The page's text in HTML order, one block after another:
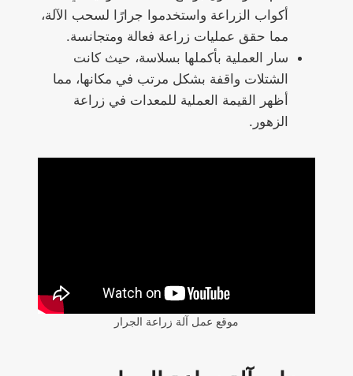
أكواب الزراعة واستخدموا جرارًا لسحب الآلة،
مما حقق عمليات زراعة فعالة ومتجانسة.
سار العملية بأكملها بسلاسة، حيث كانت
الشتلات واقفة بشكل مرتب في مكانها، مما
أظهر القيمة العملية للمعدات في زراعة
الزهور.
موقع عمل آلة زراعة الجرار